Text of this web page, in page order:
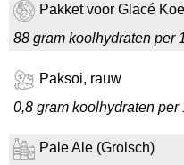
Pakket voor Glacé
88 gram koolhydraten per
Paksoi, rauw
0,8 gram koolhydraten per
Pale Ale (Grolsch)